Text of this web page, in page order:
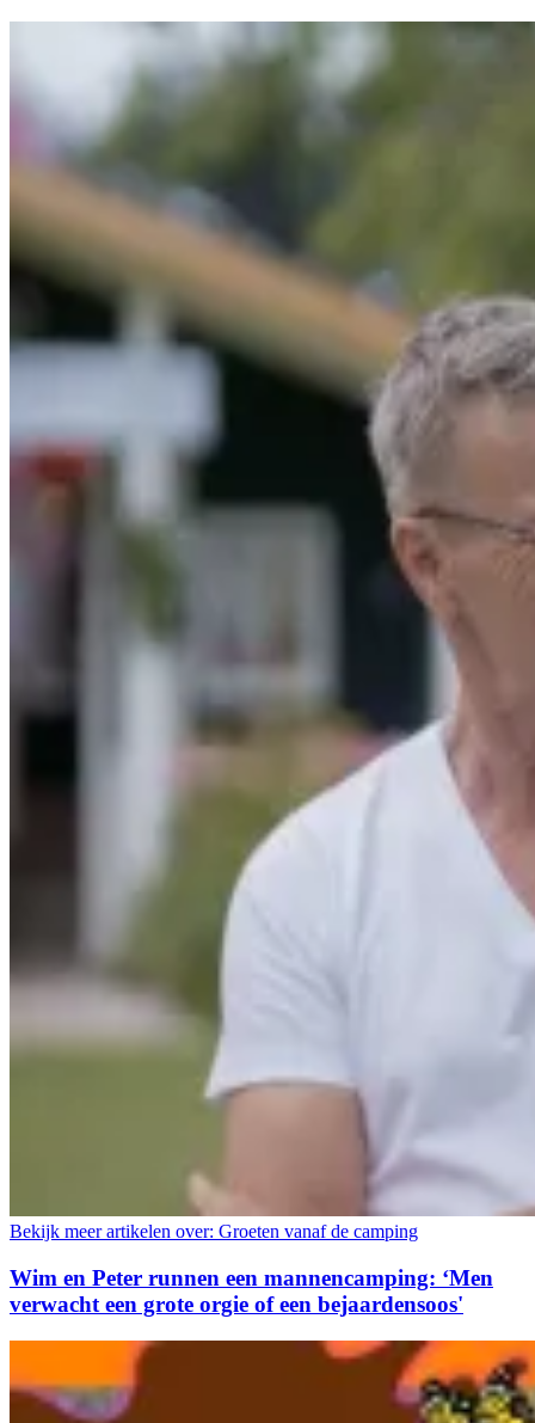
Bekijk meer artikelen over: Groeten vanaf de camping
Wim en Peter runnen een mannencamping: ‘Men
verwacht een grote orgie of een bejaardensoos'